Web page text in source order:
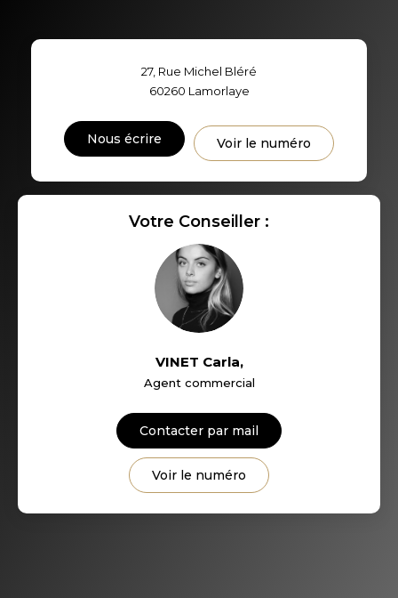
PART DES MÉNAGES SANS
VOITURE
DISTANCE DE L'AÉROPORT : SUPERFICIE :
RÉSULTATS DES LYCÉES
RESTAURANTS ET CAFÉS
MÉDECINS
27, Rue Michel Bléré
60260 Lamorlaye
Nous écrire Voir le numéro
Votre Conseiller :
VINET Carla,
Agent commercial
Contacter par mail
Voir le numéro